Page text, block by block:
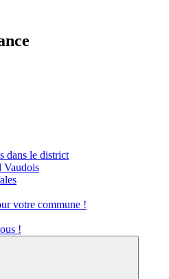
dans le district
Vaudois
votre commune !
!